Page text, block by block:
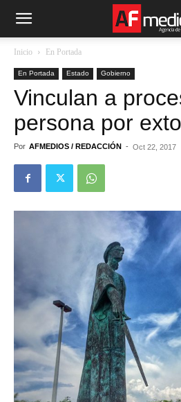
Inicio En Portada
En Portada Estado Gobierno
Vinculan a
persona por
Por AFMEDIOS / REDACCIÓN - Oct 22, 2017